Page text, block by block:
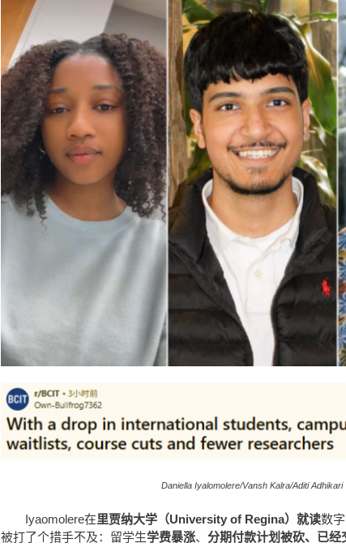
Daniella Iyalomolere/Vansh Kalra/Aditi Adhikari
Iyaomolere在里贾纳大学（University of Regina）就读数
被打了个措手不及：留学生学费暴涨、 分期付款计划被砍、 已经